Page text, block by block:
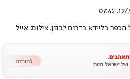
12/5/
בליידא בדרום לבנון. צילום: אייל